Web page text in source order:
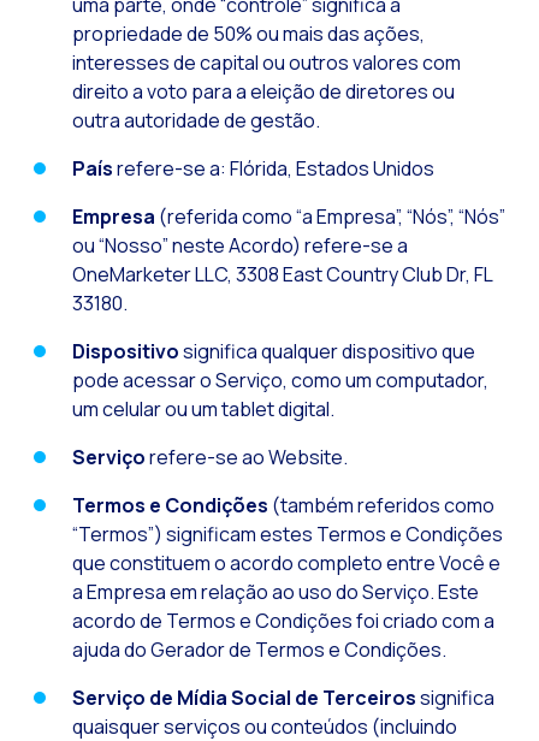
O ecossistema de
Setor financeiro:
Atendimento ao
Comércio
Como digitalizar
Novas tecnologias
Como melhorar a
Desafios para o
Inteligência
Agora você pode
propriedade de 50% ou mais das ações,
interesses de capital ou outros valores com
direito a voto para a eleição de diretores ou
outra autoridade de gestão.
Paísrefere-se a: Flórida, Estados Unidos
Empresa (referida como “a Empresa”, “Nós”, “Nós”
ou “Nosso” neste Acordo) refere-se a
OneMarketer LLC, 3308 East Country Club Dr, FL
33180.
Dispositivosignifica qualquer dispositivo que
pode acessar o Serviço, como um computador,
um celular ou um tablet digital.
Serviçorefere-se ao Website.
Termos e Condições (também referidos como
“Termos”) significam estes Termos e Condições
que constituem o acordo completo entre Você e
a Empresa em relação ao uso do Serviço. Este
acordo de Termos e Condições foi criado com a
ajuda do Gerador de Termos e Condições.
Serviço de Mídia Social de Terceirossignifica
quaisquer serviços ou conteúdos (incluindo